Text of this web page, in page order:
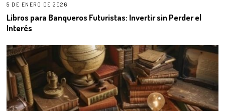
5 DE ENERO DE 2026
Libros para Banqueros Futuristas: Invertir sin Perder el
Interés